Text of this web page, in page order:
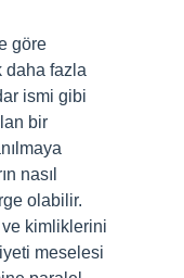
göre
daha fazla
ismi gibi
bir
nasıl
olabilir.
ve kimliklerini
meselesi